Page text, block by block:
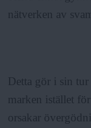
nätverken av
Detta gör i sin
marken istället
orsakar